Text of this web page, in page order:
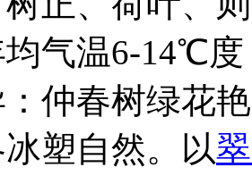
均气温6-14℃
仲春树绿花
塑自然。以